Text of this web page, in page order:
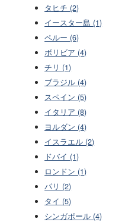
タヒチ (2)
イースター島 (1)
ペルー (6)
ボリビア (4)
チリ (1)
ブラジル (4)
スペイン (5)
イタリア (8)
ヨルダン (4)
イスラエル (2)
ドバイ (1)
ロンドン (1)
パリ (2)
タイ (5)
シンガポール (4)